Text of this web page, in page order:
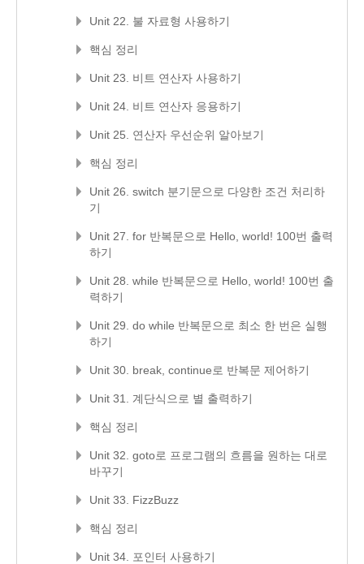
Unit 22. 불 자료형 사용하기
핵심 정리
Unit 23. 비트 연산자 사용하기
Unit 24. 비트 연산자 응용하기
Unit 25. 연산자 우선순위 알아보기
핵심 정리
Unit 26. switch 분기문으로 다양한 조건 처리하
기
Unit 27. for 반복문으로 Hello, world! 100번 출력
하기
Unit 28. while 반복문으로 Hello, world! 100번 출
력하기
Unit 29. do while 반복문으로 최소 한 번은 실행
하기
Unit 30. break, continue로 반복문 제어하기
Unit 31. 계단식으로 별 출력하기
핵심 정리
Unit 32. goto로 프로그램의 흐름을 원하는 대로
바꾸기
Unit 33. FizzBuzz
핵심 정리
Unit 34. 포인터 사용하기